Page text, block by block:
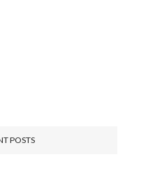
POSTS